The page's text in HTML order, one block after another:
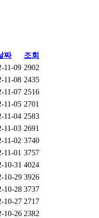
짜
조회
11-09 2902
11-08 2435
11-07 2516
11-05 2701
11-04 2583
11-03 2691
11-02 3740
11-01 3757
10-31 4024
10-29 3926
10-28 3737
10-27 2717
10-26 2382